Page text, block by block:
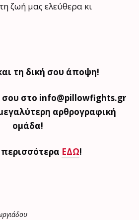
ζωή μας ελεύθερα κι
τη δική σου άποψη!
σου στο info@pillowfights.gr
αρθρογραφική
ομάδα!
ΕΔΩ!